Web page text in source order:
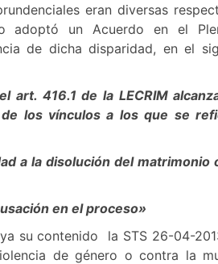
eran diversas
adoptó un Acuerdo en el
de dicha disparidad, en el
art. 416.1 de la LECRIM
los vínculos a los que se
a la disolución del matrimonio
en el proceso»
su contenido la STS 26-04-
de género o contra la